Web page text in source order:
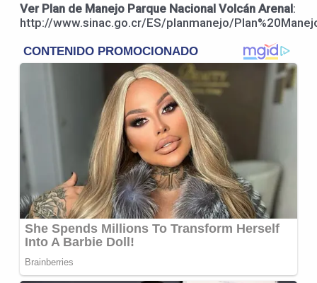
Ver Plan de Manejo Parque Nacional Volcán Arenal:
http://www.sinac.go.cr/ES/planmanejo/